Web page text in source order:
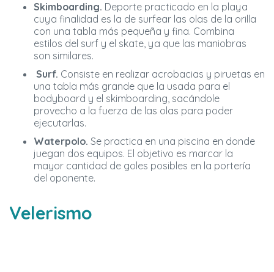
Skimboarding. Deporte practicado en la playa
cuya finalidad es la de surfear las olas de la orilla
con una tabla más pequeña y fina. Combina
estilos del surf y el skate, ya que las maniobras
son similares.
Surf. Consiste en realizar acrobacias y piruetas en
una tabla más grande que la usada para el
bodyboard y el skimboarding, sacándole
provecho a la fuerza de las olas para poder
ejecutarlas.
Waterpolo. Se practica en una piscina en donde
juegan dos equipos. El objetivo es marcar la
mayor cantidad de goles posibles en la portería
del oponente.
Velerismo